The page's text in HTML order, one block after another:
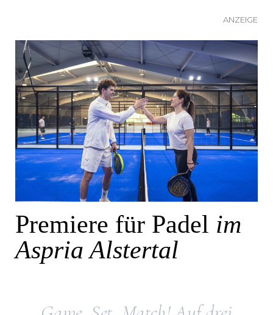
ANZEIGE
Premiere für Padel im
Aspria Alstertal